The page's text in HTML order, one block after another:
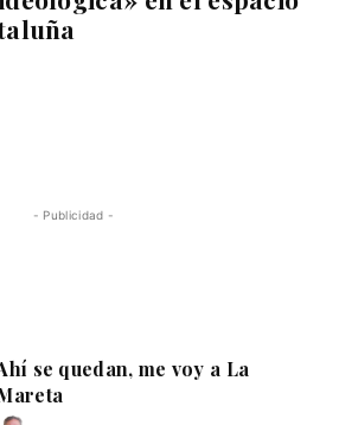
- Publicidad -
se quedan, me voy a La